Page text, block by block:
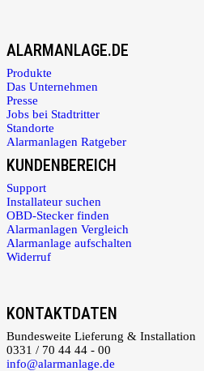
ALARMANLAGE.DE
Produkte
Das Unternehmen
Presse
Jobs bei Stadtritter
Standorte
Alarmanlagen Ratgeber
KUNDENBEREICH
Support
Installateur suchen
OBD-Stecker finden
Alarmanlagen Vergleich
Alarmanlage aufschalten
Widerruf
KONTAKTDATEN
Bundesweite Lieferung & Installation
0331 / 70 44 44 - 00
info@alarmanlage.de